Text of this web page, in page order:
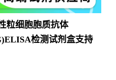
粒细胞胞质抗体
检测试剂盒支持